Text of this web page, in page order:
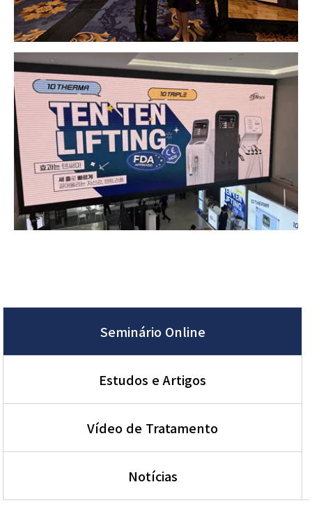
Seminário Online
Estudos e Artigos
Vídeo de Tratamento
Notícias